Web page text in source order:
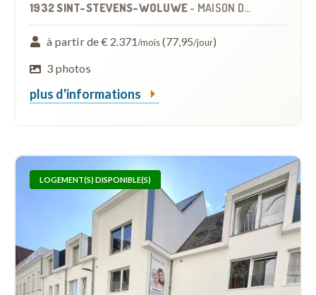
1932 SINT-STEVENS-WOLUWE - MAISON DE REPOS
à partir de € 2.371/mois(77,95/jour)
3 photos
plus d'informations
LOGEMENT(S) DISPONIBLE(S)